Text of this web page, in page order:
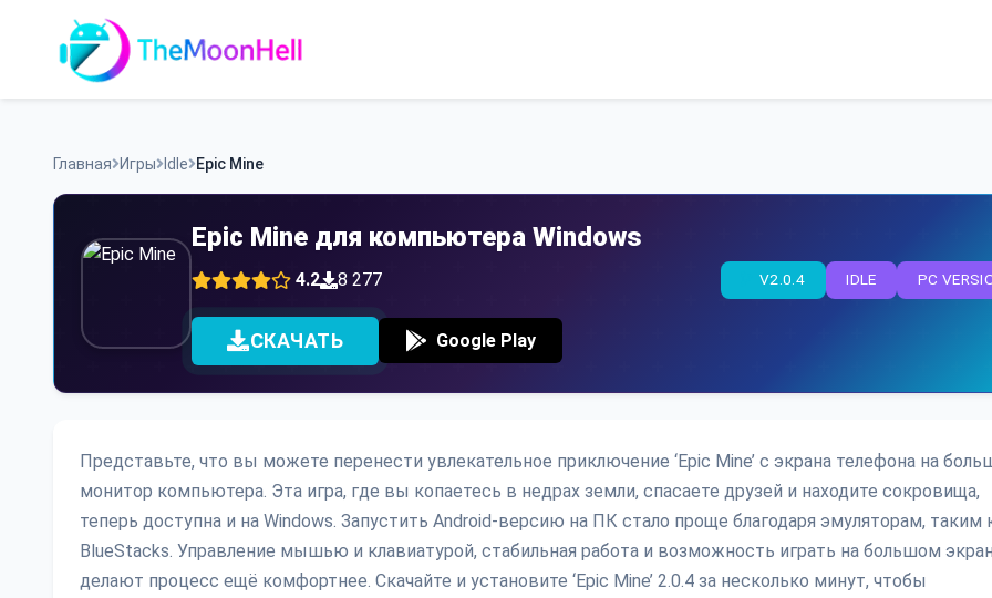
content
Главная Игры Idle Epic Mine
Epic Mine для компьютера Windows
4.2 8 277 PC
IDLE
V2.0.4
СКАЧАТЬ Google Play
Представьте, что вы можете перенести увлекательное приключение ‘Epic Mine’ с экрана телефона на
монитор компьютера. Эта игра, где вы копаетесь в недрах земли, спасаете друзей и находите сокровища,
теперь доступна и на Windows. Запустить Android-версию на ПК стало проще благодаря эмуляторам, таким
BlueStacks. Управление мышью и клавиатурой, стабильная работа и возможность играть на большом
делают процесс ещё комфортнее. Скачайте и установите ‘Epic Mine’ 2.0.4 за несколько минут, чтобы